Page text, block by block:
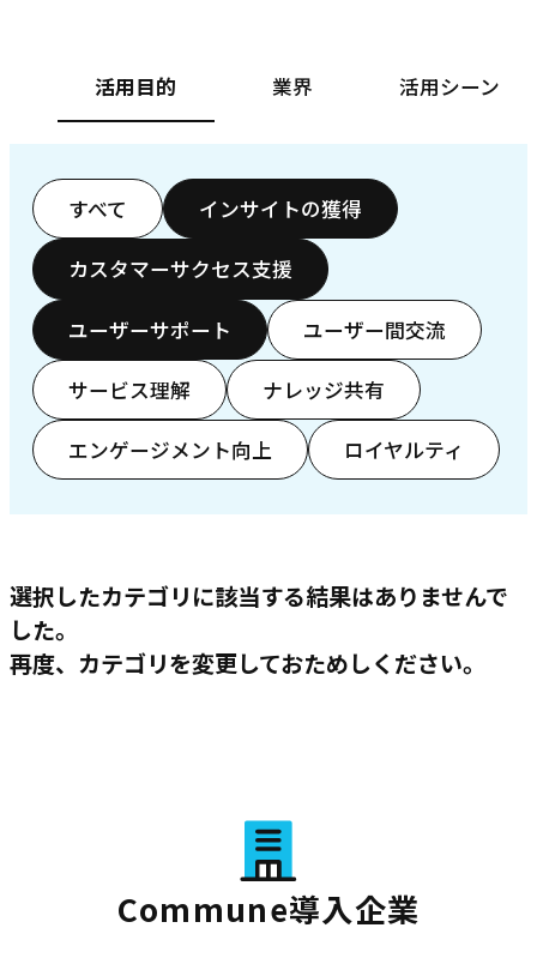
活用目的 業界 活用シーン
すべて インサイトの獲得
カスタマーサクセス支援
ユーザーサポート ユーザー間交流
サービス理解 ナレッジ共有
エンゲージメント向上 ロイヤルティ
選択したカテゴリに該当する結果はありませんで
した。
再度、カテゴリを変更しておためしください。
Commune導入企業